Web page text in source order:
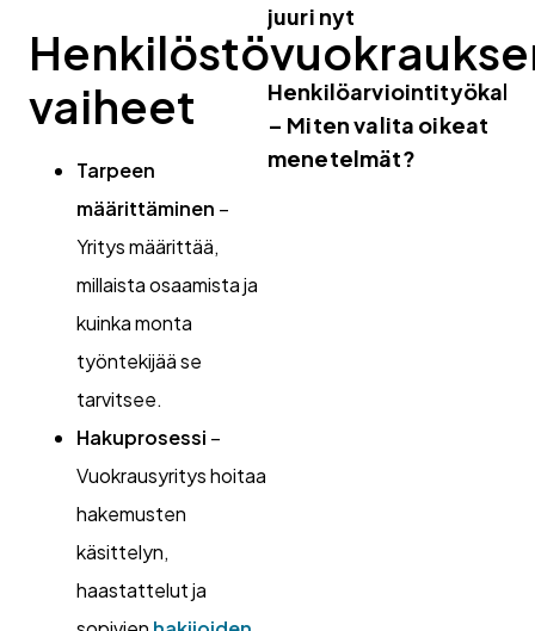
vaiheet
Tarpeen
määrittäminen –
Yritys määrittää,
millaista osaamista ja
kuinka monta
työntekijää se
tarvitsee.
Hakuprosessi –
Vuokrausyritys hoitaa
hakemusten
käsittelyn,
haastattelut ja
juuri nyt
Henkilöarviointityökalut
– Miten valita oikeat
menetelmät?